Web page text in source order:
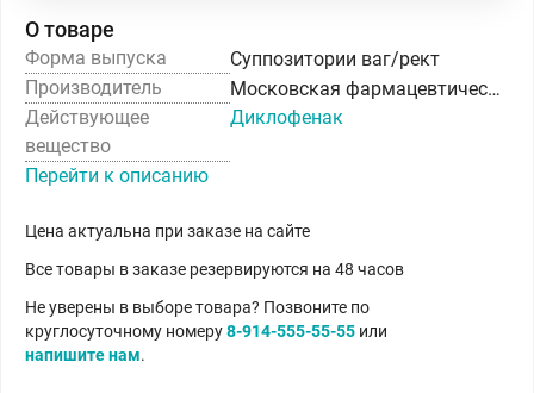
О товаре
Форма выпуска
Суппозитории ваг/рект
Производитель
Московская фармацевтическая фабрика ЗАО
Действующее
вещество
Диклофенак
Перейти к описанию
Цена актуальна при заказе на сайте
Все товары в заказе резервируются на 48 часов
Не уверены в выборе товара? Позвоните по
круглосуточному номеру8-914-555-55-55 или
напишите нам.